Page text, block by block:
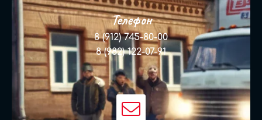
Телефон
8 (912) 745-80-00
8 (982) 122-07-91